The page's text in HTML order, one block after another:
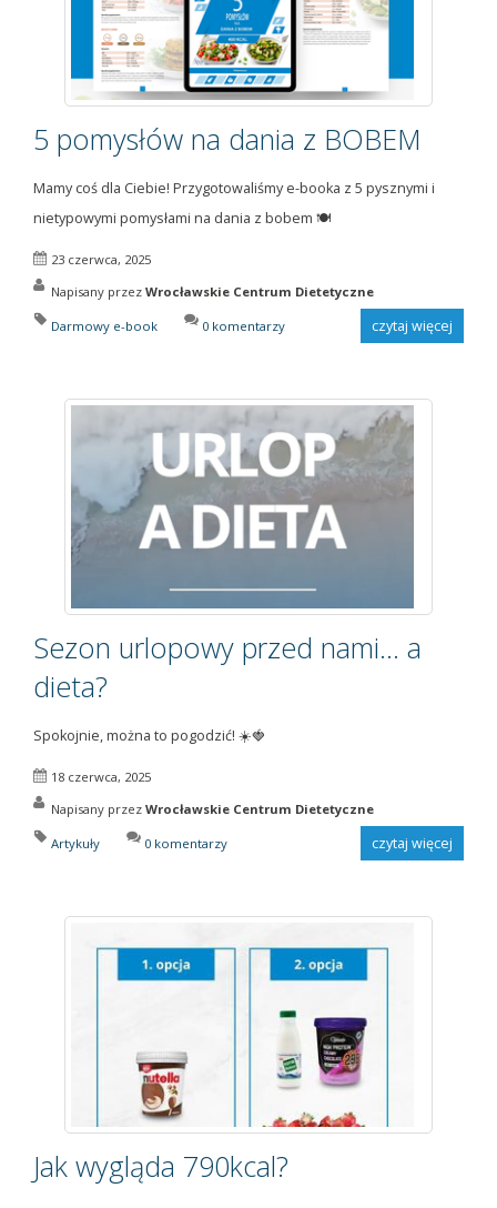
5 pomysłów na dania z BOBEM
Mamy coś dla Ciebie! Przygotowaliśmy e-booka z 5 pysznymi i
nietypowymi pomysłami na dania z bobem 🍽️
23 czerwca, 2025
Napisany przez Wrocławskie Centrum Dietetyczne
Darmowy e-book 0 komentarzy czytaj więcej
Sezon urlopowy przed nami... a
dieta?
Spokojnie, można to pogodzić! ☀️🍓
18 czerwca, 2025
Napisany przez Wrocławskie Centrum Dietetyczne
Artykuły 0 komentarzy czytaj więcej
Jak wygląda 790kcal?